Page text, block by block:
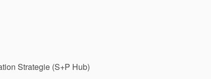
Strategie (S+P Hub)